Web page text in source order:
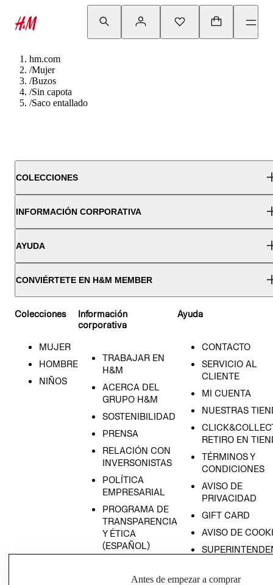
hm.com
/Mujer
/Buzos
/Sin capota
/Saco entallado
COLECCIONES
INFORMACIÓN CORPORATIVA
AYUDA
CONVIÉRTETE EN H&M MEMBER
Colecciones
MUJER
HOMBRE
NIÑOS
Información
corporativa
TRABAJAR EN
H&M
ACERCA DEL
GRUPO H&M
SOSTENIBILIDAD
PRENSA
RELACIÓN CON
INVERSONISTAS
POLÍTICA
EMPRESARIAL
PROGRAMA DE
TRANSPARENCIA
Y ÉTICA
(ESPAÑOL)
TRANSPARENCIA
Ayuda
CONTACTO
SERVICIO AL
CLIENTE
MI CUENTA
NUESTRAS
RETIRO EN
TÉRMINOS Y
CONDICIONES
AVISO DE
PRIVACIDAD
GIFT CARD
AVISO DE
Antes de empezar a comprar